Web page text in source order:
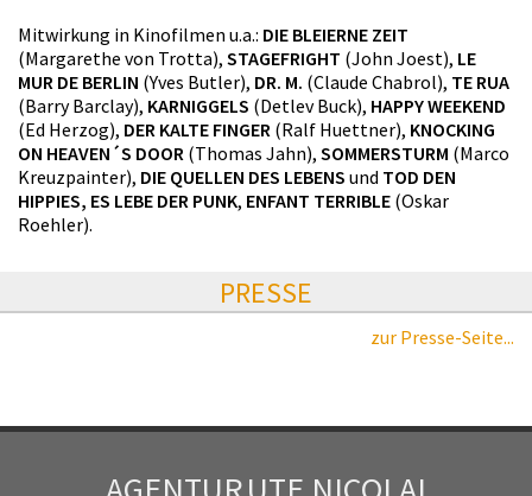
Mitwirkung in Kinofilmen u.a.: DIE BLEIERNE ZEIT
(Margarethe von Trotta), STAGEFRIGHT (John Joest), LE
MUR DE BERLIN (Yves Butler), DR. M. (Claude Chabrol), TE RUA
(Barry Barclay), KARNIGGELS (Detlev Buck), HAPPY WEEKEND
(Ed Herzog), DER KALTE FINGER (Ralf Huettner), KNOCKING
ON HEAVEN´S DOOR (Thomas Jahn), SOMMERSTURM (Marco
Kreuzpainter), DIE QUELLEN DES LEBENS und TOD DEN
HIPPIES, ES LEBE DER PUNK, ENFANT TERRIBLE (Oskar
Roehler).
PRESSE
zur Presse-Seite...